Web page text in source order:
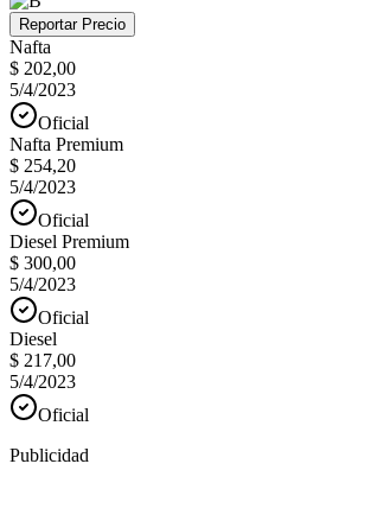
Reportar Precio
Nafta
$ 202,00
5/4/2023
Oficial
Nafta Premium
$ 254,20
5/4/2023
Oficial
Diesel Premium
$ 300,00
5/4/2023
Oficial
Diesel
$ 217,00
5/4/2023
Oficial
Publicidad